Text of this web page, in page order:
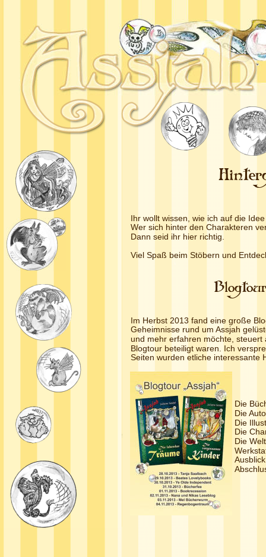
Ihr wollt wissen, wie ich auf die
Wer sich hinter den Charakteren
Dann seid ihr hier richtig.
Viel Spaß beim Stöbern und
Im Herbst 2013 fand eine große
Geheimnisse rund um Assjah
und mehr erfahren möchte,
Blogtour beteiligt waren. Ich
Seiten wurden etliche interessante
Die
Die
Die
Die
Die